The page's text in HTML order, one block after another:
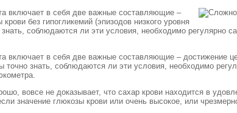
включает в себя две важные составляющие –
без гипогликемий (эпизодов низкого уровня
соблюдаются ли эти условия, необходимо регулярно
включает в себя две важные составляющие – достижение
точно знать, соблюдаются ли эти условия, необходимо
вовсе не доказывает, что сахар крови находится в
значение глюкозы крови или очень высокое, или